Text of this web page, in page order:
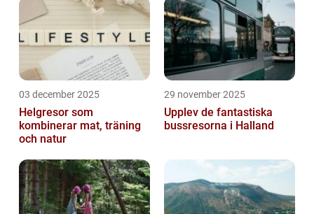
03 december 2025
Helgresor som
kombinerar mat, träning
och natur
29 november 2025
Upplev de fantastiska
bussresorna i Halland